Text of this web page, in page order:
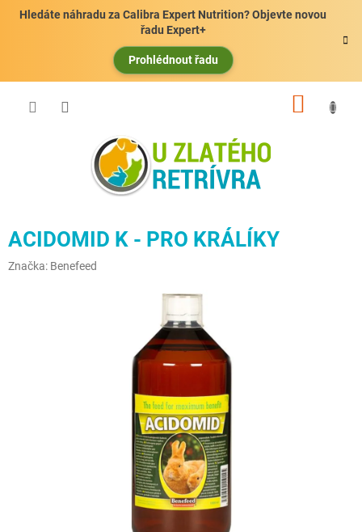
Hledáte náhradu za Calibra Expert Nutrition? Objevte novou
řadu Expert+
Prohlédnout řadu
ACIDOMID K - PRO KRÁLÍKY
Značka: Benefeed